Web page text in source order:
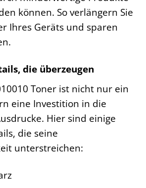
können. So verlängern Sie
Ihres Geräts und sparen
die überzeugen
Toner ist nicht nur ein
eine Investition in die
Hier sind einige
die seine
unterstreichen: